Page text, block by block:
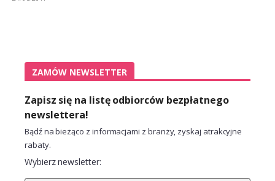
ZAMÓW NEWSLETTER
Zapisz się na listę odbiorców bezpłatnego
newslettera!
Bądź na bieżąco z informacjami z branży, zyskaj atrakcyjne
rabaty.
Wybierz newsletter: